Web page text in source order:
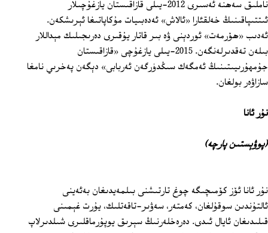
ناملىق سەھنە ئەسىرى 2012-يىلى قازاقىستان يازغۇچىلار
ئىتتىپاقىنىڭ خەلقئارا «ئالاش» ئەدەبىيات مۇكاپاتىغا ئېرىشكەن.
ئەدىب «ھۆرمەت» ئوردېنى ۋە بىر قاتار يۇقىرى دەرىجىلىك مېداللار
بىلەن تەقدىرلەنگەن. 2015-يىلى يازغۇچى «قازاقىستان
جۇمھۇرىيىتىنىڭ ئەمگەك سىڭدۈرگەن ئەربابى» دېگەن پەخرىي نامغا
سازاۋەر بولغان.
نۇر ئانا
(پوۋېستىن پارچە)
نۇر ئانا ئۆز كۆمىچىگە چوغ تارتىشنى بىلمەيدىغان بەئەينى
ئالتۇندىن سوقۇلغان، كەمتەر، سەۋىر-تاقەتلىك، يۇرت غېمىنى
قىلىدىغان ئايال ئىدى. دەرەخلەرنىڭ سېرىق يوپۇرماقلىرى شىلدىرلاپ